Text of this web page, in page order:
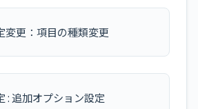
変更：項目の種類変更
: 追加オプション設定